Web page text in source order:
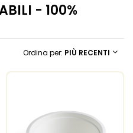
- 100%
Ordina per: PIÙ RECENTI